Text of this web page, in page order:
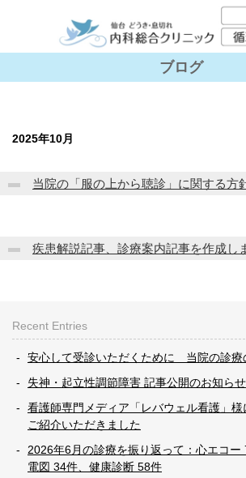
ブログ
2025年10月
当院の「服の上から聴診」に関する方
疾患解説記事、診療案内記事を作成し
Recent Entries
安心して受診いただくために 当院の診療
失神・起立性調節障害 記事公開のお知らせ
看護師専門メディア「レバウェル看護」
ご紹介いただきました
2026年6月の診療を振り返って：心エコー
電図 34件、健康診断 58件